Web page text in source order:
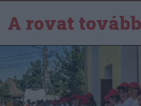
A rovat